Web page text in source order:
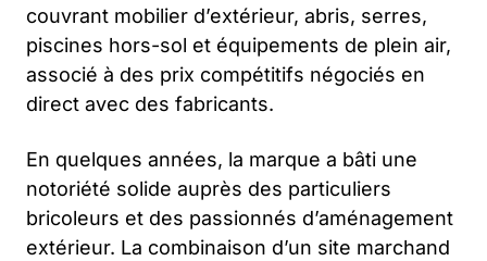
couvrant mobilier d’extérieur, abris, serres,
piscines hors-sol et équipements de plein air,
associé à des prix compétitifs négociés en
direct avec des fabricants.
En quelques années, la marque a bâti une
notoriété solide auprès des particuliers
bricoleurs et des passionnés d’aménagement
extérieur. La combinaison d’un site marchand